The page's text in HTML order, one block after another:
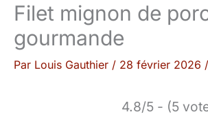
Filet mignon de
gourmande
Par Louis Gauthier / 28 février 2026 /
4.8/5 - (5